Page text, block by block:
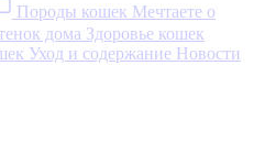
Породы кошек Мечтаете о
дома Здоровье кошек
Уход и содержание Новости